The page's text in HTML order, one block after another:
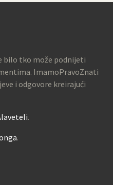
bilo tko može podnijeti
ImamoPravoZnati
i odgovore kreirajući
.
.